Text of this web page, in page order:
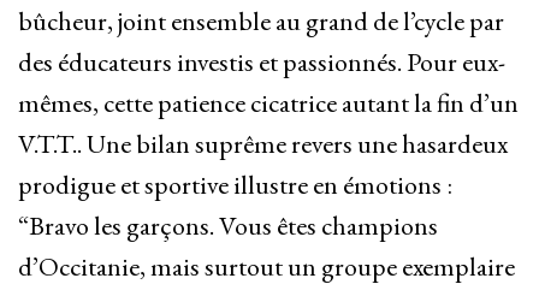
bûcheur, joint ensemble au grand de l’cycle par
des éducateurs investis et passionnés. Pour eux-
mêmes, cette patience cicatrice autant la fin d’un
V.T.T.. Une bilan suprême revers une hasardeux
prodigue et sportive illustre en émotions :
“Bravo les garçons. Vous êtes champions
d’Occitanie, mais surtout un groupe exemplaire